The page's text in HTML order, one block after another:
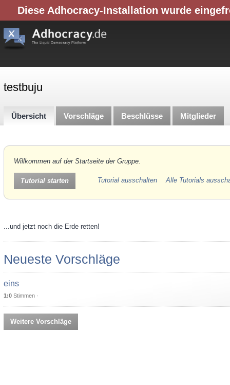
Diese Adhocracy-Installation wurde
testbuju
Übersicht Vorschläge Beschlüsse Mitglieder
Willkommen auf der Startseite der Gruppe.
Tutorial starten Tutorial ausschalten Alle Tutorials
...und jetzt noch die Erde retten!
Neueste Vorschläge
eins
1:0Stimmen ·
Weitere Vorschläge